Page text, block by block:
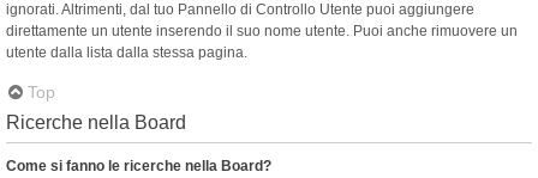
ignorati. Altrimenti, dal tuo Pannello di Controllo Utente puoi aggiungere
direttamente un utente inserendo il suo nome utente. Puoi anche rimuovere un
utente dalla lista dalla stessa pagina.
Top
Ricerche nella Board
Come si fanno le ricerche nella Board?